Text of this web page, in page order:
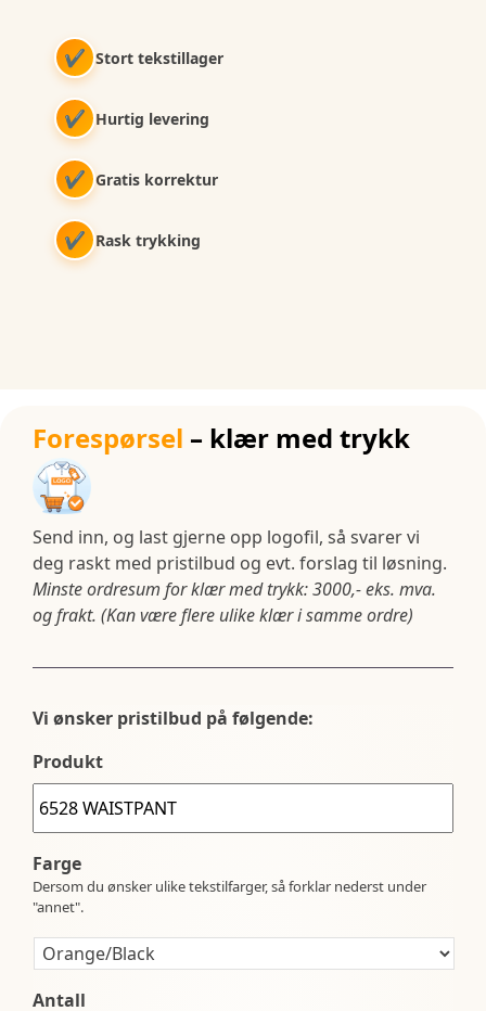
✔ Stort tekstillager
✔ Hurtig levering
✔ Gratis korrektur
✔ Rask trykking
Forespørsel – klær med trykk
Send inn, og last gjerne opp logofil, så svarer vi
deg raskt med pristilbud og evt. forslag til løsning.
Minste ordresum for klær med trykk: 3000,- eks. mva.
og frakt. (Kan være flere ulike klær i samme ordre)
Vi ønsker pristilbud på følgende:
Produkt
Farge
Dersom du ønsker ulike tekstilfarger, så forklar nederst under
"annet".
Antall